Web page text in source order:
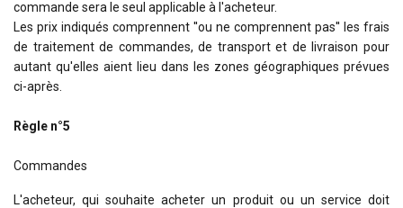
commande sera le seul applicable à l'acheteur.
Les prix indiqués comprennent ''ou ne comprennent pas'' les frais
de traitement de commandes, de transport et de livraison pour
autant qu'elles aient lieu dans les zones géographiques prévues
ci-après.
Règle n°5
Commandes
L'acheteur, qui souhaite acheter un produit ou un service doit